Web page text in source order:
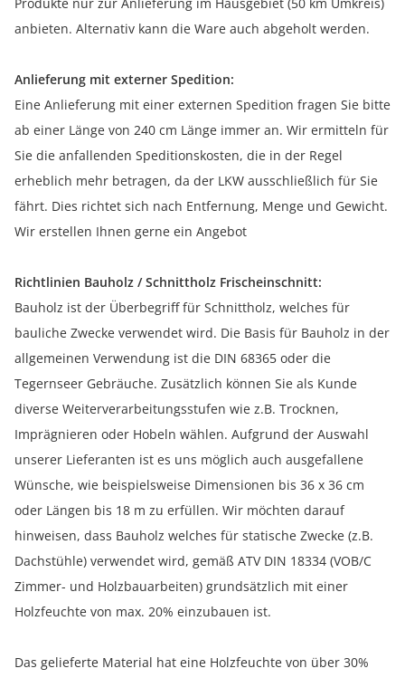
anbieten. Alternativ kann die Ware auch abgeholt werden.
Anlieferung mit externer Spedition:
Eine Anlieferung mit einer externen Spedition fragen Sie bitte
ab einer Länge von 240 cm Länge immer an. Wir ermitteln für
Sie die anfallenden Speditionskosten, die in der Regel
erheblich mehr betragen, da der LKW ausschließlich für Sie
fährt. Dies richtet sich nach Entfernung, Menge und Gewicht.
Wir erstellen Ihnen gerne ein Angebot
Richtlinien Bauholz / Schnittholz Frischeinschnitt:
Bauholz ist der Überbegriff für Schnittholz, welches für
bauliche Zwecke verwendet wird. Die Basis für Bauholz in der
allgemeinen Verwendung ist die DIN 68365 oder die
Tegernseer Gebräuche. Zusätzlich können Sie als Kunde
diverse Weiterverarbeitungsstufen wie z.B. Trocknen,
Imprägnieren oder Hobeln wählen. Aufgrund der Auswahl
unserer Lieferanten ist es uns möglich auch ausgefallene
Wünsche, wie beispielsweise Dimensionen bis 36 x 36 cm
oder Längen bis 18 m zu erfüllen. Wir möchten darauf
hinweisen, dass Bauholz welches für statische Zwecke (z.B.
Dachstühle) verwendet wird, gemäß ATV DIN 18334 (VOB/C
Zimmer- und Holzbauarbeiten) grundsätzlich mit einer
Holzfeuchte von max. 20% einzubauen ist.
Das gelieferte Material hat eine Holzfeuchte von über 30%